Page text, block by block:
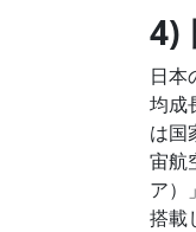
4)
日本
均成
は国
宙航
ア）
搭載